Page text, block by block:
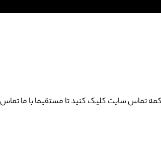
تماس سایت کلیک کنید تا مستقیما با ما تماس